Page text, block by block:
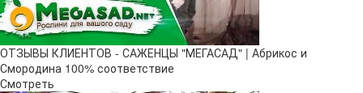
ОТЗЫВЫ КЛИЕНТОВ - САЖЕНЦЫ "МЕГАСАД" | Абрикос и
Смородина 100% соответствие
Смотреть